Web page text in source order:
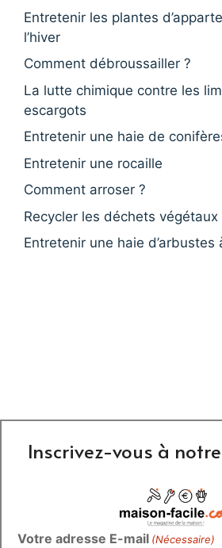
Entretenir les plantes
l’hiver
Comment débroussailler ?
La lutte chimique contre les
escargots
Entretenir une haie de
Entretenir une rocaille
Comment arroser ?
Recycler les déchets végétaux
Entretenir une haie
Inscrivez-vous à
Votre adresse E-mail (Nécessaire)